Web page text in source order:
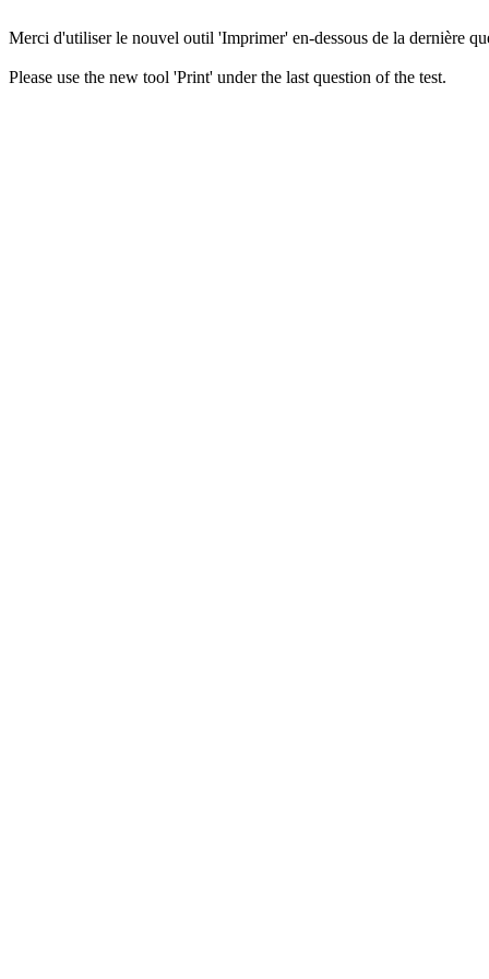
Merci d'utiliser le nouvel outil 'Imprimer' en-dessous de la dernière
Please use the new tool 'Print' under the last question of the test.